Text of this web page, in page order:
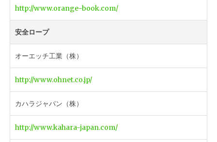
http://www.orange-book.com/
安全ロープ
オーエッチ工業（株）
http://www.ohnet.co.jp/
カハラジャパン（株）
http://www.kahara-japan.com/